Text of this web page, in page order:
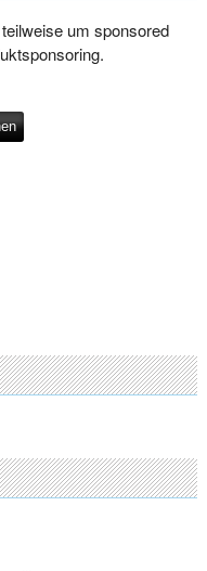
um sponsored